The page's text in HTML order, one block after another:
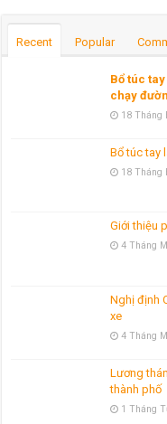
Recent Popular
Bổ túc
chạy
18 Tháng
Bổ túc tay
18 Tháng
Giới thiệu
4 Tháng
Nghị định
xe
4 Tháng
Lương
thành phố
1 Tháng